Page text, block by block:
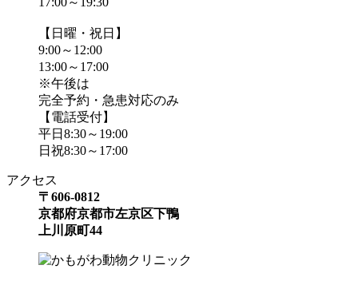
【日曜・祝日】
9:00～12:00
13:00～17:00
※午後は
完全予約・急患対応のみ
【電話受付】
平日8:30～19:00
日祝8:30～17:00
アクセス
〒606-0812
京都府京都市左京区下鴨
上川原町44